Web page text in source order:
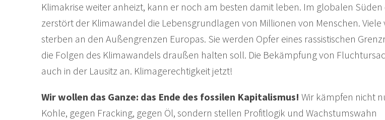
Klimakrise weiter anheizt, kann er noch am besten damit leben. Im globalen Süden
zerstört der Klimawandel die Lebensgrundlagen von Millionen von Menschen. Viele
sterben an den Außengrenzen Europas. Sie werden Opfer eines rassistischen
die Folgen des Klimawandels draußen halten soll. Die Bekämpfung von
auch in der Lausitz an. Klimagerechtigkeit jetzt!
Wir wollen das Ganze: das Ende des fossilen Kapitalismus! Wir kämpfen nicht
Kohle, gegen Fracking, gegen Öl, sondern stellen Profitlogik und Wachstumswahn